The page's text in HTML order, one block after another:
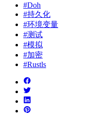
#Doh
#持久化
#环境变量
#测试
#模拟
#加密
#Rustls